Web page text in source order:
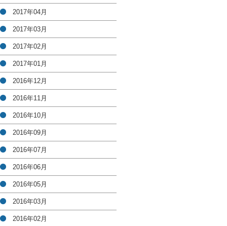
2017年04月
2017年03月
2017年02月
2017年01月
2016年12月
2016年11月
2016年10月
2016年09月
2016年07月
2016年06月
2016年05月
2016年03月
2016年02月